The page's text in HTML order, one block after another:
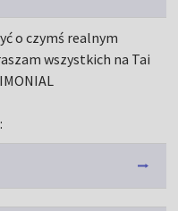
o czymś realnym
wszystkich na Tai